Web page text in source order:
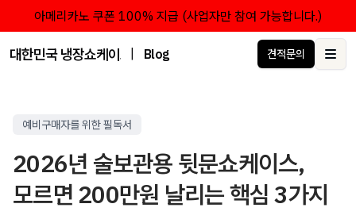
아메리카노 쿠폰 100% 지급 (사업자만 참여 가능합니다.)
대한민국 냉장쇼케이스 점유율 1위 브랜드 한성쇼케이스
Blog 견적문의
예비구매자를 위한 필독서
2026년 술보관용 뒷문쇼케이스,
모르면 200만원 날리는 핵심 3가지